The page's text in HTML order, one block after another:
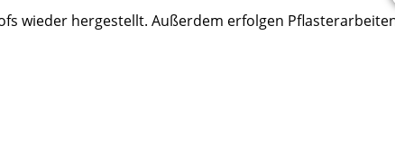
wieder hergestellt. Außerdem erfolgen